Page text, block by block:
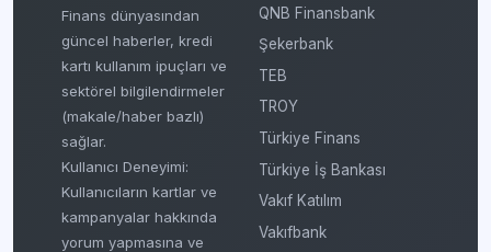
Finans dünyasından
güncel haberler, kredi
kartı kullanım ipuçları ve
sektörel bilgilendirmeler
(makale/haber bazlı)
sağlar.
Kullanıcı Deneyimi:
Kullanıcıların kartlar ve
kampanyalar hakkında
yorum yapmasına ve
QNB Finansbank
Şekerbank
TEB
TROY
Türkiye Finans
Türkiye İş Bankası
Vakıf Katılım
Vakıfbank